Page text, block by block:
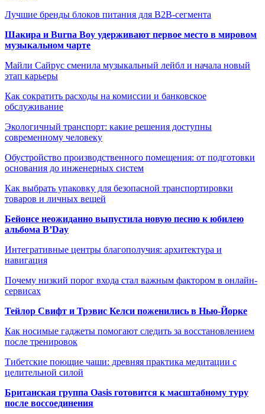
Лучшие бренды блоков питания для B2B-сегмента
Шакира и Burna Boy удерживают первое место в мировом
музыкальном чарте
Майли Сайрус сменила музыкальный лейбл и начала новый
этап карьеры
Как сократить расходы на комиссии и банковское
обслуживание
Экологичный транспорт: какие решения доступны
современному человеку
Обустройство производственного помещения: от подготовки
основания до инженерных систем
Как выбрать упаковку для безопасной транспортировки
товаров и личных вещей
Бейонсе неожиданно выпустила новую песню к юбилею
альбома B’Day
Интегративные центры благополучия: архитектура и
навигация
Почему низкий порог входа стал важным фактором в онлайн-
сервисах
Тейлор Свифт и Трэвис Келси поженились в Нью-Йорке
Как носимые гаджеты помогают следить за восстановлением
после тренировок
Тибетские поющие чаши: древняя практика медитации с
целительной силой
Британская группа Oasis готовится к масштабному туру
после воссоединения